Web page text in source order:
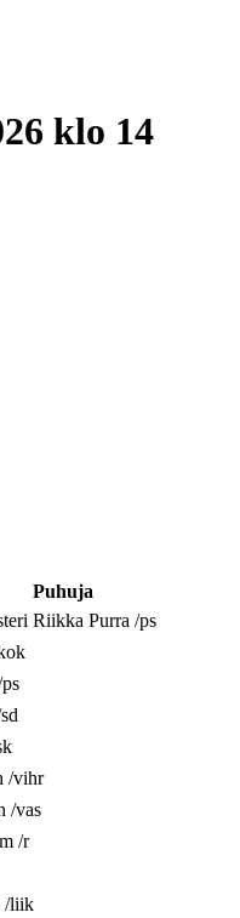
klo 14
Puhuja
Riikka Purra /ps
ps
sd
/vihr
/vas
/r
/liik